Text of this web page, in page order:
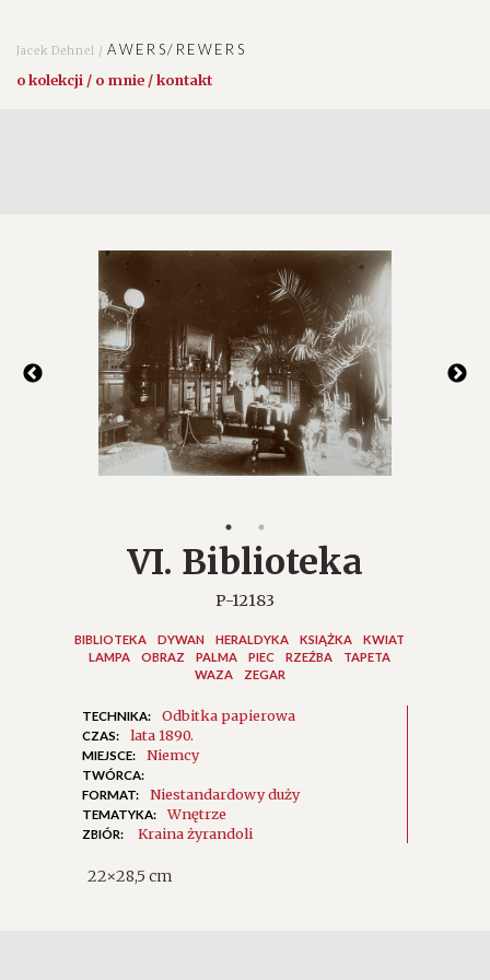
Jacek Dehnel /AWERS/REWERS
o kolekcji / o mnie / kontakt
VI. Biblioteka
P-12183
BIBLIOTEKA DYWAN HERALDYKA KSIĄŻKA
KWIAT
LAMPA
OBRAZ PALMA PIEC RZEŹBA
TAPETA
WAZA
ZEGAR
TECHNIKA: Odbitka papierowa
CZAS: lata 1890.
MIEJSCE: Niemcy
TWÓRCA:
FORMAT:
Niestandardowy duży
TEMATYKA: Wnętrze
ZBIÓR: Kraina żyrandoli
22×28,5 cm